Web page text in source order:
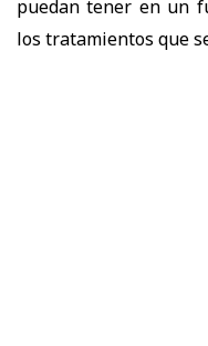
puedan tener en un
los tratamientos que